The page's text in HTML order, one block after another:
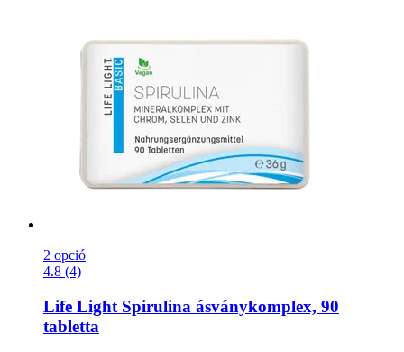
2 opció
4.8 (4)
Life Light Spirulina ásványkomplex, 90
tabletta